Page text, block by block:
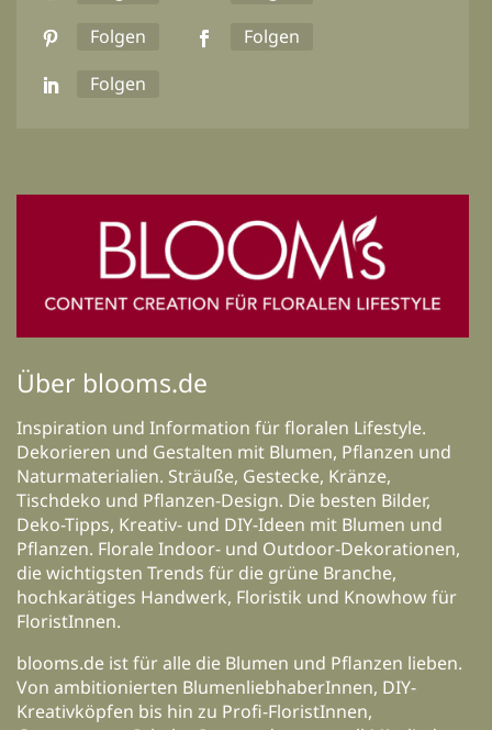
Folgen
Folgen
Folgen
Über blooms.de
Inspiration und Information für floralen Lifestyle.
Dekorieren und Gestalten mit Blumen, Pflanzen und
Naturmaterialien. Sträuße, Gestecke, Kränze,
Tischdeko und Pflanzen-Design. Die besten Bilder,
Deko-Tipps, Kreativ- und DIY-Ideen mit Blumen und
Pflanzen. Florale Indoor- und Outdoor-Dekorationen,
die wichtigsten Trends für die grüne Branche,
hochkarätiges Handwerk, Floristik und Knowhow für
FloristInnen.
blooms.de ist für alle die Blumen und Pflanzen lieben.
Von ambitionierten BlumenliebhaberInnen, DIY-
Kreativköpfen bis hin zu Profi-FloristInnen,